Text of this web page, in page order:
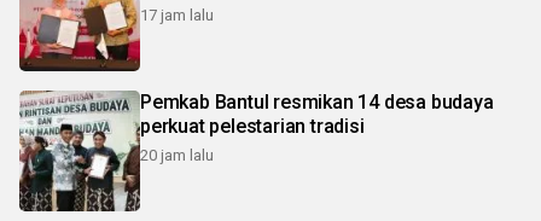
17 jam lalu
Pemkab Bantul resmikan 14 desa budaya
perkuat pelestarian tradisi
20 jam lalu